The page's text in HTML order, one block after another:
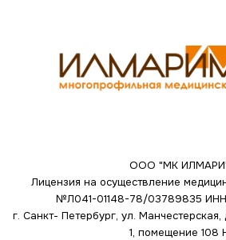
ООО "МК
Лицензия на осуществление
№Л041-01148-78/03789835
г. Санкт- Петербург, ул. Манчестерская,
1, помещение 108